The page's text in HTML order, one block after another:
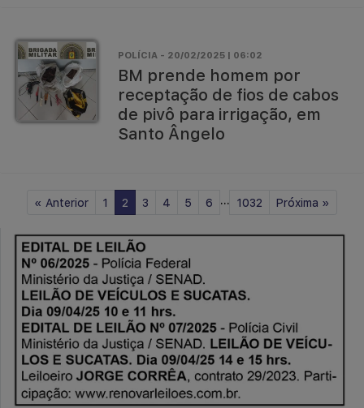
POLÍCIA - 20/02/2025 | 06:02
BM prende homem por
receptação de fios de cabos
de pivô para irrigação, em
Santo Ângelo
« Anterior 1 2 3 4 5 6 ... 1032 Próxima »